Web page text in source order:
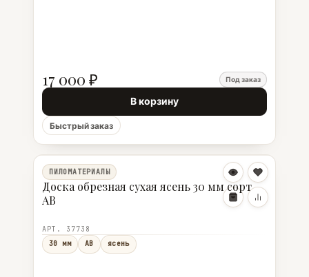
17 000 ₽ Под заказ
В корзину
Быстрый заказ
ПИЛОМАТЕРИАЛЫ
Доска обрезная сухая ясень 30 мм сорт
АВ
АРТ. 37738
30 мм
АВ ясень